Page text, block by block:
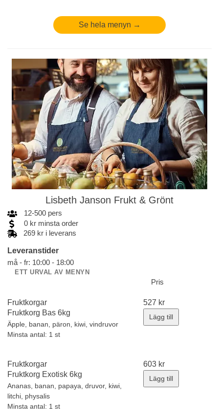
Se hela menyn →
Lisbeth Janson Frukt & Grönt
12-500 pers
0 kr minsta order
269 kr i leverans
Leveranstider
må - fr: 10:00 - 18:00
ETT URVAL AV MENYN
Pris
Fruktkorgar
Fruktkorg Bas 6kg
Äpple, banan, päron, kiwi, vindruvor
Minsta antal: 1 st
527 kr
Lägg till
Fruktkorgar
Fruktkorg Exotisk 6kg
Ananas, banan, papaya, druvor, kiwi,
litchi, physalis
Minsta antal: 1 st
603 kr
Lägg till